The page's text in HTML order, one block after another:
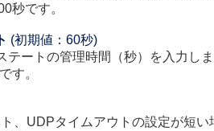
秒です。
(初期値：60秒)
テートの管理時間（秒）を入力し
す。
、UDPタイムアウトの設定が短い